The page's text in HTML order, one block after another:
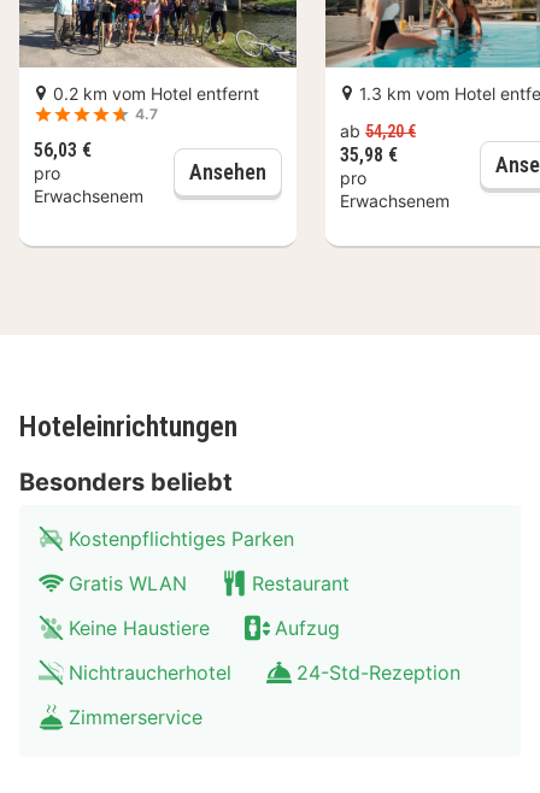
1.3 km vom Hotel
ab 54,20 €
35,98 €
pro
Erwachsenem
0.2 km vom Hotel entfernt
4.7
56,03 €
pro
Erwachsenem
Ansehen Stockholm: Geführte Fahrrad
Hoteleinrichtungen
Besonders beliebt
Kostenpflichtiges Parken
Gratis WLAN
Restaurant
Keine Haustiere
Aufzug
Nichtraucherhotel
24-Std-Rezeption
Zimmerservice